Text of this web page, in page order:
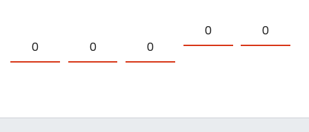
0 0 0
0 0